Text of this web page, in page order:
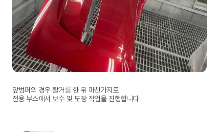
앞범퍼의 경우 탈거를 한 뒤 마찬가지로
전용 부스에서 보수 및 도장 작업을 진행합니다.